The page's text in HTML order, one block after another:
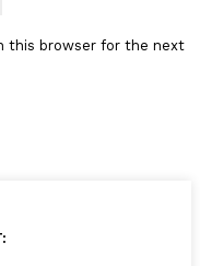
this browser for the next